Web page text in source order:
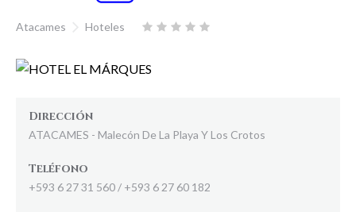
Atacames Hoteles
Dirección
ATACAMES - Malecón De La Playa Y Los Crotos
Teléfono
+593 6 27 31 560 / +593 6 27 60 182